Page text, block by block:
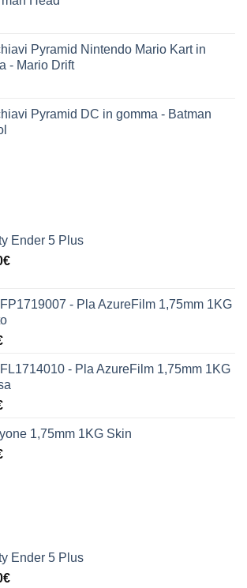
Pyramid Nintendo Mario Kart in
- Mario Drift
Pyramid DC in gomma - Batman
Ender 5 Plus
€
- Pla AzureFilm 1,75mm 1KG
- Pla AzureFilm 1,75mm 1KG
1,75mm 1KG Skin
Ender 5 Plus
€